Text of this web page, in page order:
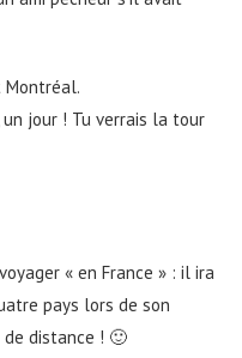
Montréal.
jour ! Tu verrais la tour
« en France » : il ira
pays lors de son
de distance ! 🙂